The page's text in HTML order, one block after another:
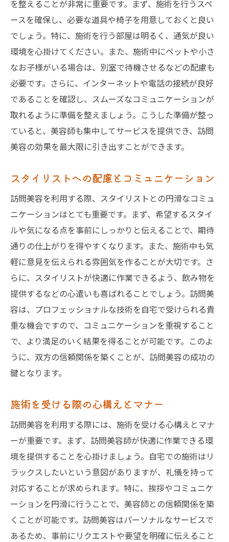
を整えることが非常に重要です。まず、施術を行うスペ
ースを確保し、必要な道具や椅子を用意しておくと良い
でしょう。特に、施術を行う部屋は明るく、通気が良い
環境を心掛けてください。また、施術中にペットや小さ
なお子様がいる場合は、別室で待機させるなどの配慮も
必要です。さらに、インターネットや電話の接続が良好
であることを確認し、スムーズなコミュニケーションが
取れるように準備を整えましょう。こうした準備が整っ
ていると、美容師も集中してサービスを提供でき、訪問
美容の効果を最大限に引き出すことができます。
スタイリストへの配慮とコミュニケーション
訪問美容を利用する際、スタイリストとの円滑なコミュ
ニケーションはとても重要です。まず、希望するスタイ
ルや気になる点を事前にしっかりと伝えることで、期待
通りの仕上がりを得やすくなります。また、施術中も気
軽に意見を伝えられる雰囲気を作ることが大切です。さ
らに、スタイリストが快適に作業できるよう、飲み物を
提供するなどの心遣いも喜ばれることでしょう。訪問美
容は、プロフェッショナルな技術を自宅で受けられる貴
重な機会ですので、コミュニケーションを重視すること
で、より満足のいく結果を得ることが可能です。このよ
うに、双方の信頼関係を築くことが、訪問美容の成功の
鍵となります。
施術を受ける際の心構えとマナー
訪問美容を利用する際には、施術を受ける心構えとマナ
ーが重要です。まず、訪問美容師が快適に作業できる環
境を提供することを心掛けましょう。自宅での施術はリ
ラックスしたいという意図がありますが、礼儀を持って
対応することが求められます。特に、挨拶やコミュニケ
ーションを円滑に行うことで、美容師との信頼関係を築
くことが可能です。訪問美容はパーソナルなサービスで
あるため、事前にリクエストや要望を明確に伝えること